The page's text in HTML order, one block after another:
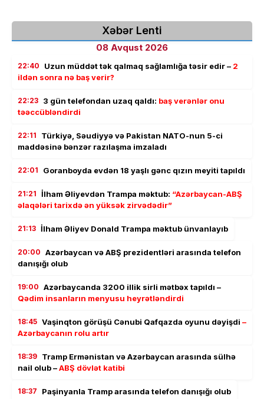
Xəbər Lenti
08 Avqust 2026
22:40 Uzun müddət tək qalmaq sağlamlığa təsir edir – 2
ildən sonra nə baş verir?
22:23 3 gün telefondan uzaq qaldı: baş verənlər onu
təəccübləndirdi
22:11
Türkiyə, Səudiyyə və Pakistan NATO-nun 5-ci
maddəsinə bənzər razılaşma imzaladı
22:01 Goranboyda evdən 18 yaşlı gənc qızın meyiti tapıldı
21:21 İlham Əliyevdən Trampa məktub: “Azərbaycan-ABŞ
əlaqələri tarixdə ən yüksək zirvədədir”
21:13 İlham Əliyev Donald Trampa məktub ünvanlayıb
20:00 Azərbaycan və ABŞ prezidentləri arasında telefon
danışığı olub
19:00 Azərbaycanda 3200 illik sirli mətbəx tapıldı –
Qədim insanların menyusu heyrətləndirdi
18:45 Vaşinqton görüşü Cənubi Qafqazda oyunu dəyişdi –
Azərbaycanın rolu artır
18:39 Tramp Ermənistan və Azərbaycan arasında sülhə
nail olub –ABŞ dövlət katibi
18:37 Paşinyanla Tramp arasında telefon danışığı olub